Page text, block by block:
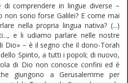
comprendere in lingue diverse −
non sono forse Galilei? E come mai
nella propria lingua nativa? (...)
e li udiamo parlare nelle nostre
Dio» − è il segno che il dono-Torah
Spirito, a tutti i popoli; di nuovo,
di Dio non conosce confini ed è
giungono a Gerusalemme per